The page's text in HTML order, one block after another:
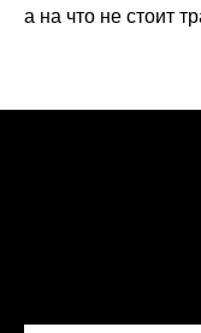
а на что не стоит